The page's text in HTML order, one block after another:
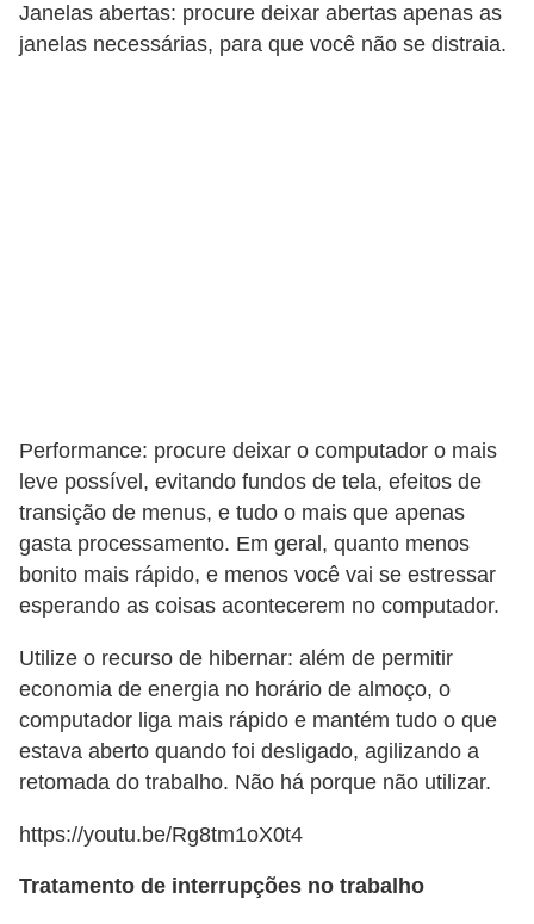
Janelas abertas: procure deixar abertas apenas as
janelas necessárias, para que você não se distraia.
Performance: procure deixar o computador o mais
leve possível, evitando fundos de tela, efeitos de
transição de menus, e tudo o mais que apenas
gasta processamento. Em geral, quanto menos
bonito mais rápido, e menos você vai se estressar
esperando as coisas acontecerem no computador.
Utilize o recurso de hibernar: além de permitir
economia de energia no horário de almoço, o
computador liga mais rápido e mantém tudo o que
estava aberto quando foi desligado, agilizando a
retomada do trabalho. Não há porque não utilizar.
https://youtu.be/Rg8tm1oX0t4
Tratamento de interrupções no trabalho
e
s
P
r
o
d
t
i
i
a
d